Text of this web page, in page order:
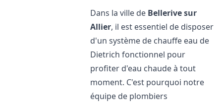
Dans la ville de Bellerive sur
Allier, il est essentiel de disposer
d'un système de chauffe eau de
Dietrich fonctionnel pour
profiter d'eau chaude à tout
moment. C'est pourquoi notre
équipe de plombiers